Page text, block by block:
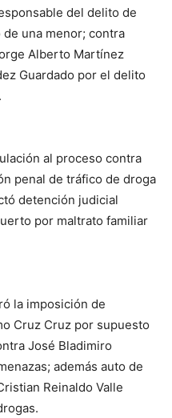
del delito de
una menor; contra
Alberto Martínez
Guardado por el delito
al proceso contra
penal de tráfico de droga
detención judicial
por maltrato familiar
la imposición de
Cruz Cruz por supuesto
José Bladimiro
además auto de
Reinaldo Valle